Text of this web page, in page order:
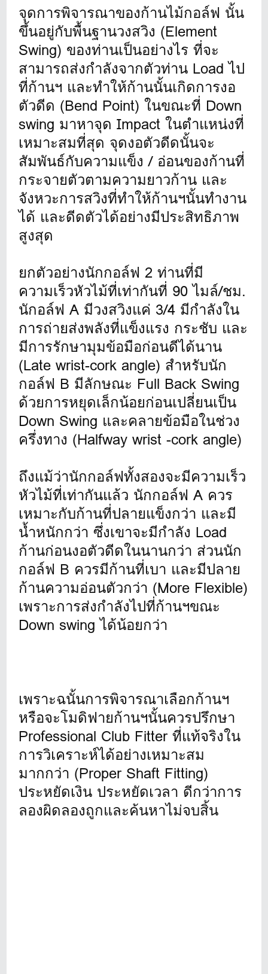
จุดการพิจารณาของก้านไม้กอล์ฟ นั้น
ขึ้นอยู่กับพื้นฐานวงสวิง (Element
Swing) ของท่านเป็นอย่างไร ที่จะ
สามารถส่งกำลังจากตัวท่าน Load ไป
ที่ก้านฯ และทำให้ก้านนั้นเกิดการงอ
ตัวดีด (Bend Point) ในขณะที่ Down
swing มาหาจุด Impact ในตำแหน่งที่
เหมาะสมที่สุด จุดงอตัวดีดนั้นจะ
สัมพันธ์กับความแข็ง / อ่อนของก้านที่
กระจายตัวตามความยาวก้าน และ
จังหวะการสวิงที่ทำให้ก้านฯนั้นทำงาน
ได้ และดีดตัวได้อย่างมีประสิทธิภาพ
สูงสุด
ยกตัวอย่างนักกอล์ฟ 2 ท่านที่มี
ความเร็วหัวไม้ที่เท่ากันที่ 90 ไมล์/ชม.
นักอล์ฟ A มีวงสวิงแค่ 3/4 มีกำลังใน
การถ่ายส่งพลังที่แข็งแรง กระชับ และ
มีการรักษามุมข้อมือก่อนดีได้นาน
(Late wrist-cork angle) สำหรับนัก
กอล์ฟ B มีลักษณะ Full Back Swing
ด้วยการหยุดเล็กน้อยก่อนเปลี่ยนเป็น
Down Swing และคลายข้อมือในช่วง
ครึ่งทาง (Halfway wrist -cork angle)
ถึงแม้ว่านักกอล์ฟทั้งสองจะมีความเร็ว
หัวไม้ที่เท่ากันแล้ว นักกอล์ฟ A ควร
เหมาะกับก้านที่ปลายแข็งกว่า และมี
น้ำหนักกว่า ซึ่งเขาจะมีกำลัง Load
ก้านก่อนงอตัวดีดในนานกว่า ส่วนนัก
กอล์ฟ B ควรมีก้านที่เบา และมีปลาย
ก้านความอ่อนตัวกว่า (More Flexible)
เพราะการส่งกำลังไปที่ก้านฯขณะ
Down swing ได้น้อยกว่า
เพราะฉนั้นการพิจารณาเลือกก้านฯ
หรือจะโมดิฟายก้านฯนั้นควรปรึกษา
Professional Club Fitter ที่แท้จริงใน
การวิเคราะห์ได้อย่างเหมาะสม
มากกว่า (Proper Shaft Fitting)
ประหยัดเงิน ประหยัดเวลา ดีกว่าการ
ลองผิดลองถูกและค้นหาไม่จบสิ้น